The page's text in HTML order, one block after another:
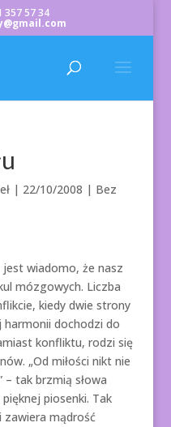
357 57 34
| 22/10/2008 | Bez
wiadomo, że nasz
mózgowych. Liczba
kiedy dwie strony
harmonii dochodzi do
konfliktu, rodzi się
„Od miłości nikt nie
– tak brzmią słowa
piosenki. Tak
zawiera mądrość